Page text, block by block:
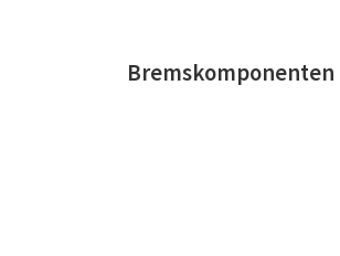
Bremskomponenten